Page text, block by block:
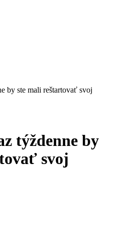
by ste mali reštartovať svoj
týždenne by
svoj